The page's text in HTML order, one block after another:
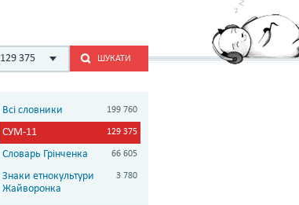
129 375 ШУКАТИ
Всі словники 199 760
СУМ-11 129 375
Словарь Грінченка 66 605
Знаки етнокультури
Жайворонка
3 780